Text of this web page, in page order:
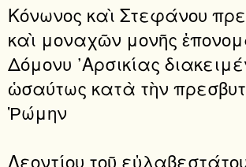
Κόνωνος καὶ Στεφάνου
καὶ μοναχῶν μονῆς
Δόμονυ ᾿Αρσικίας
ὡσαύτως κατὰ τὴν
Ῥώμην
Λεοντίου τοῦ